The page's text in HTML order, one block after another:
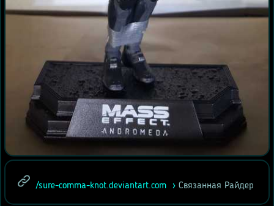
/sure-comma-knot.deviantart.com Связанная Райдер